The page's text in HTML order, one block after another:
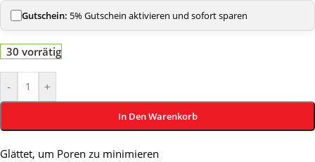
Gutschein: 5% Gutschein aktivieren und sofort sparen
30 vorrätig
- +
In Den Warenkorb
Glättet, um Poren zu minimieren